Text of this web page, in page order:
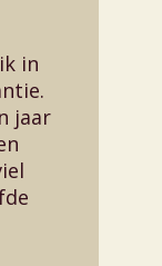
in
jaar